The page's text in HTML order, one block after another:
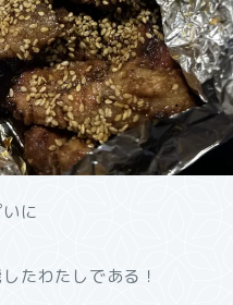
に
たわたしである！